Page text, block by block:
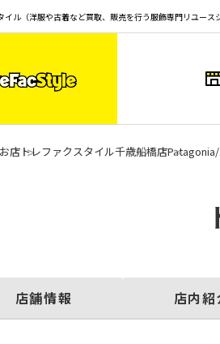
イル（洋服や古着など買取、販売を行う服飾専門リユース
店 トレファクスタイル千歳船橋店
店舗情報 店内